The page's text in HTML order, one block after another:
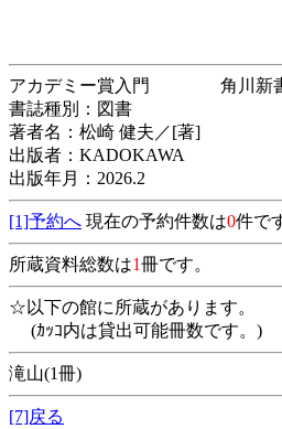
アカデミー賞入門 角
書誌種別：図書
著者名：松崎 健夫／[著]
出版者：KADOKAWA
出版年月：2026.2
[1]予約へ 現在の予約件数は0件で
所蔵資料総数は1冊です。
☆以下の館に所蔵があります。
(ｶｯｺ内は貸出可能冊数です。)
滝山(1冊)
[7]戻る